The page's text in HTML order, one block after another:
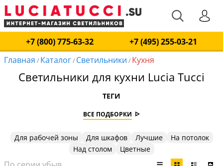
+7 (800) 775-63-32
+7 (495) 255-03-21
Главная / Каталог/ Светильники / Кухня
Светильники для кухни Lucia Tucci
ТЕГИ
ВСЕ ПОДБОРКИ
Для рабочей зоны Для шкафов Лучшие
На потолок
Над столом
Цветные